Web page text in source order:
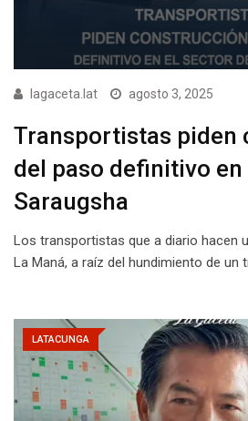
lagaceta.lat agosto 3, 2025
Transportistas piden
del paso definitivo
Saraugsha
Los transportistas que a diario hacen
La Maná, a raíz del hundimiento de un
LATACUNGA